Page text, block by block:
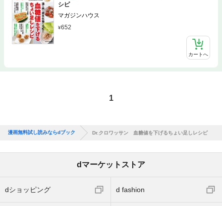
シピ
マガジンハウス
652
カートへ
1
漫画無料試し読みならdブック Dr.クロワッサン 血糖値を下げるちょい足しレシピ
dマーケットストア
dショッピング d fashion